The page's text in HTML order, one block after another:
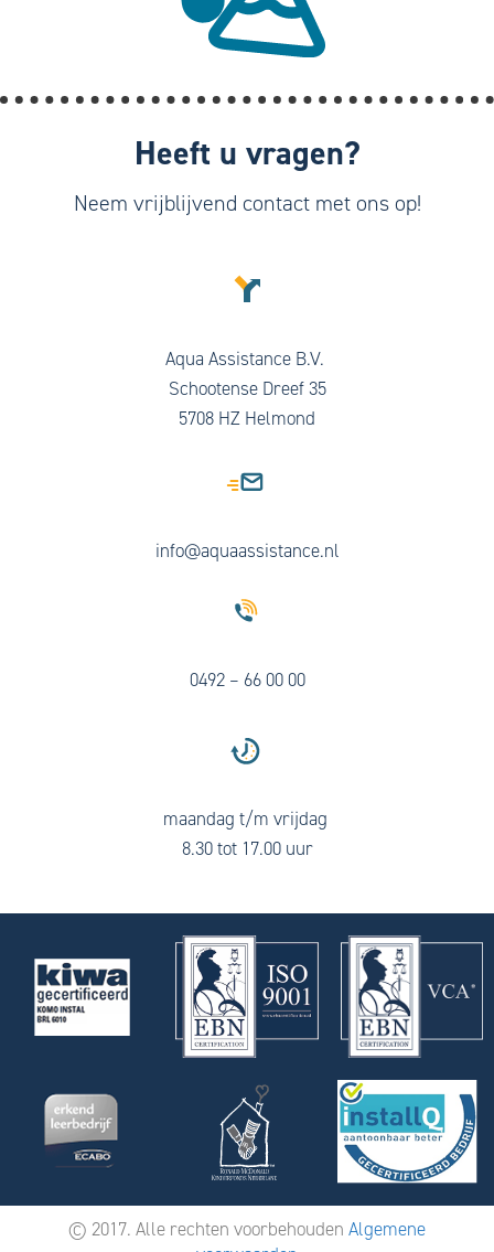
Heeft u vragen?
Neem vrijblijvend contact met ons op!
Aqua Assistance B.V.
Schootense Dreef 35
5708 HZ Helmond
info@aquaassistance.nl
0492 – 66 00 00
maandag t/m vrijdag
8.30 tot 17.00 uur
© 2017. Alle rechten voorbehouden Algemene